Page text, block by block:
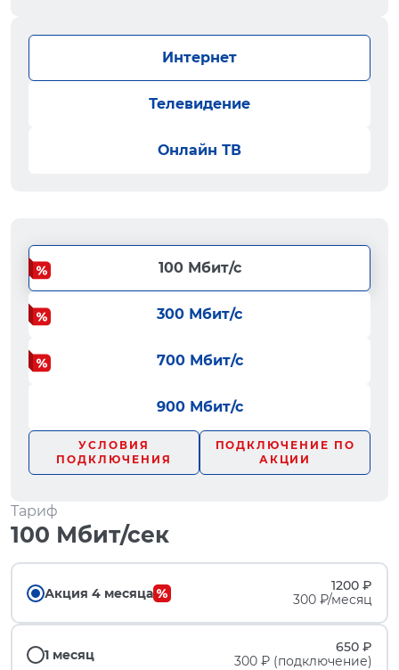
Интернет
Телевидение
Онлайн ТВ
100 Мбит/с
300 Мбит/с
700 Мбит/с
900 Мбит/с
УСЛОВИЯ
ПОДКЛЮЧЕНИЯ
ПОДКЛЮЧЕНИЕ ПО
АКЦИИ
Тариф
100 Мбит/сек
Акция 4 месяца
1200 ₽
300 ₽/месяц
1 месяц
650 ₽
300 ₽ (подключение)